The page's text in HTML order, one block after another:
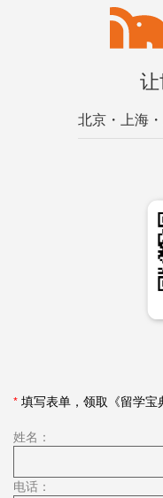
北京・上海
* 填写表单，领取《留学宝
姓名：
电话：